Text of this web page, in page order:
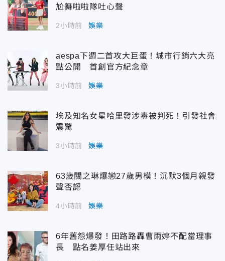
尬舞啦啦隊吐心聲
2小時前 娛樂
aespa下週二首攻大巨蛋！城市行銷六大亮
點公開 首創官方紀念章
3小時前 娛樂
埃及知名女星哈里發涉毒被判死！引發社會
震驚
3小時前 娛樂
63歲關之琳爆戀27歲男模！沉默3個月親發
聲否認
4小時前 娛樂
6年舊怨爆發！田路路轟曹雨婷不配當理事
長 點名姜厚任站出來